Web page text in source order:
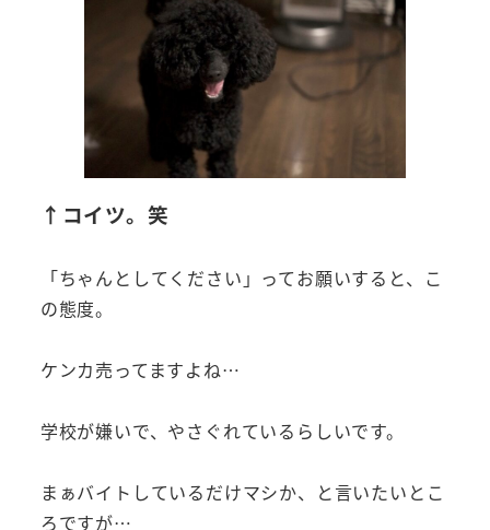
↑コイツ。笑
「ちゃんとしてください」ってお願いすると、こ
の態度。
ケンカ売ってますよね…
学校が嫌いで、やさぐれているらしいです。
まぁバイトしているだけマシか、と言いたいとこ
ろですが…